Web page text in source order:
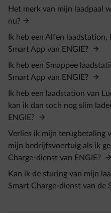
Het merk van mijn laadpaal
nu?
Ik heb een Alfen
Smart App van ENGIE?
Ik heb een Smappee
Smart App van ENGIE?
Ik heb een laadstation van
kan ik dan toch nog slim
ENGIE?
Verlies ik mijn terugbetaling
mijn bedrijfsvoertuig als ik
Charge-dienst van ENGIE?
Kan ik de sturing van mijn
Smart Charge-dienst van de